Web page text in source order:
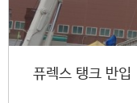
퓨렉스 탱크 반입